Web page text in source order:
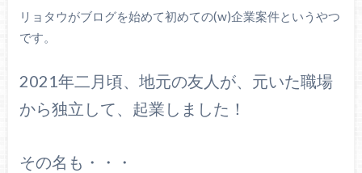
リョタウがブログを始めて初めての(w)企業案件というやつ
です。
2021年二月頃、地元の友人が、元いた職場
から独立して、起業しました！
その名も・・・